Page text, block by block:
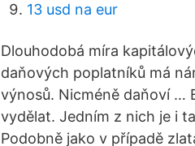
13 usd na eur
Dlouhodobá míra
daňových poplatníků má
výnosů. Nicméně daňoví …
vydělat. Jedním z nich je i
Podobně jako v případě